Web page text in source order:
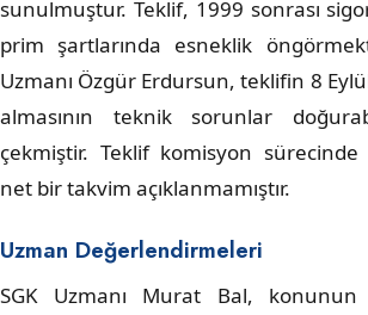
sunulmuştur. Teklif, 1999 sonrası
prim şartlarında esneklik
Uzmanı Özgür Erdursun, teklifin 8
almasının teknik sorunlar
çekmiştir. Teklif komisyon
net bir takvim açıklanmamıştır.
Uzman Değerlendirmeleri
SGK Uzmanı Murat Bal, konunun